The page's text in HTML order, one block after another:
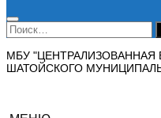
Найти:
МБУ
ШАТОЙСКОГО